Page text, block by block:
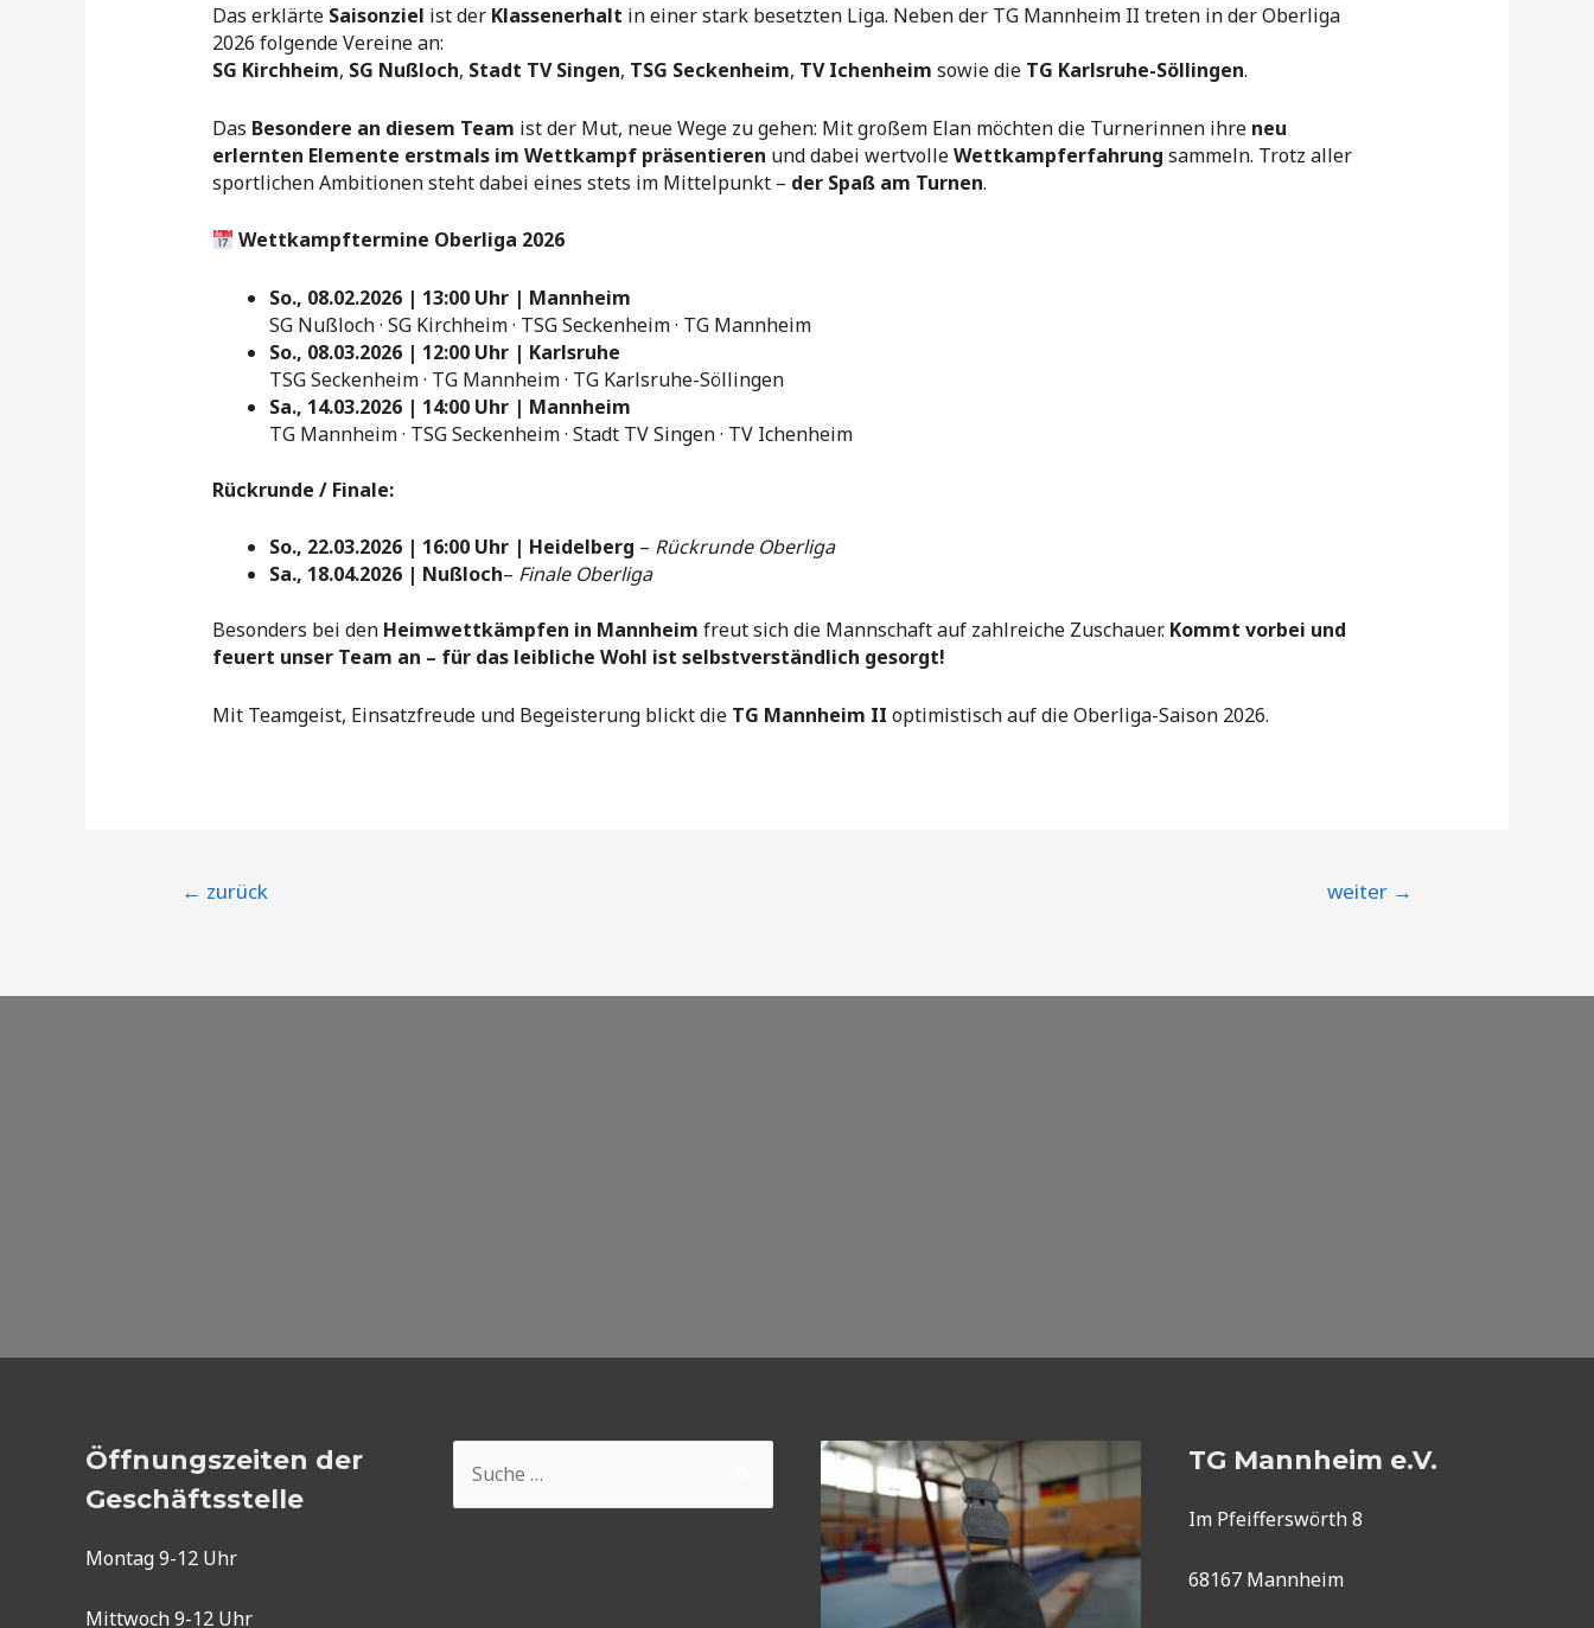
Das erklärte Saisonziel ist der Klassenerhalt in einer stark besetzten Liga. Neben der TG Mannheim II treten in der Oberliga
2026 folgende Vereine an:
SG Kirchheim, SG Nußloch, Stadt TV Singen, TSG Seckenheim, TV Ichenheim sowie die TG Karlsruhe-Söllingen.
Das Besondere an diesem Team ist der Mut, neue Wege zu gehen: Mit großem Elan möchten die Turnerinnen ihre neu
erlernten Elemente erstmals im Wettkampf präsentieren und dabei wertvolleWettkampferfahrung sammeln. Trotz aller
sportlichen Ambitionen steht dabei eines stets im Mittelpunkt – der Spaß am Turnen.
Wettkampftermine Oberliga 2026
So., 08.02.2026 | 13:00 Uhr | Mannheim
SG Nußloch · SG Kirchheim · TSG Seckenheim · TG Mannheim
So., 08.03.2026 | 12:00 Uhr | Karlsruhe
TSG Seckenheim · TG Mannheim · TG Karlsruhe-Söllingen
Sa., 14.03.2026 | 14:00 Uhr | Mannheim
TG Mannheim · TSG Seckenheim · Stadt TV Singen · TV Ichenheim
Rückrunde / Finale:
So., 22.03.2026 | 16:00 Uhr | Heidelberg – Rückrunde Oberliga
Sa., 18.04.2026 | Nußloch– Finale Oberliga
Besonders bei den Heimwettkämpfen in Mannheim freut sich die Mannschaft auf zahlreiche Zuschauer. Kommt vorbei und
feuert unser Team an – für das leibliche Wohl ist selbstverständlich gesorgt!
Mit Teamgeist, Einsatzfreude und Begeisterung blickt die TG Mannheim II optimistisch auf die Oberliga-Saison 2026.
Beitragsnavigation
← zurück weiter →
Öffnungszeiten der
Geschäftsstelle
Montag 9-12 Uhr
Mittwoch 9-12 Uhr
nach:
TG Mannheim e.V.
Im Pfeifferswörth 8
68167 Mannheim